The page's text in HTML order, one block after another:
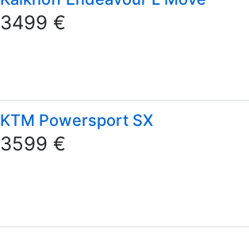
3499 €
KTM Powersport SX
3599 €